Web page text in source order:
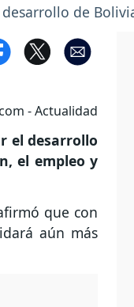
de
- Actualidad
el desarrollo
el empleo y
que con
aún más